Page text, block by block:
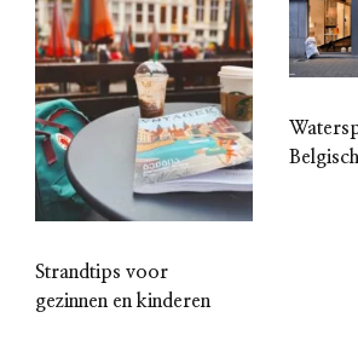
Strandtips voor
gezinnen en kinderen